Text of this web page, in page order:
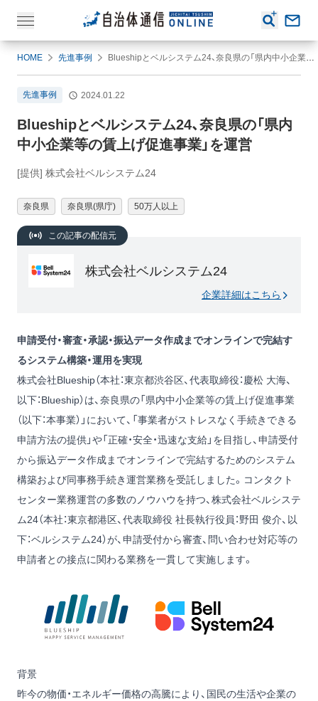
HOME 先進事例 Blueshipとベルシステム24、奈良県の「県内中小企業等の賃上げ促進事業」を運営
先進事例 2024.01.22
Blueshipとベルシステム24、奈良県の「県内
中小企業等の賃上げ促進事業」を運営
[提供] 株式会社ベルシステム24
奈良県 奈良県(県庁) 50万人以上
この記事の配信元
株式会社ベルシステム24
企業詳細はこちら
申請受付・審査・承認・振込データ作成までオンラインで完結す
るシステム構築・運用を実現
株式会社Blueship（本社：東京都渋谷区、代表取締役：慶松 大海、
以下：Blueship）は、奈良県の「県内中小企業等の賃上げ促進事業
（以下：本事業）」において、「事業者がストレスなく手続きできる
申請方法の提供」や「正確・安全・迅速な支給」を目指し、申請受付
から振込データ作成までオンラインで完結するためのシステム
構築および同事務手続き運営業務を受託しました。コンタクト
センター業務運営の多数のノウハウを持つ、株式会社ベルシステ
ム24（本社：東京都港区、代表取締役 社長執行役員：野田 俊介、以
下：ベルシステム24）が、申請受付から審査、問い合わせ対応等の
申請者との接点に関わる業務を一貫して実施します。
背景
昨今の物価・エネルギー価格の高騰により、国民の生活や企業の